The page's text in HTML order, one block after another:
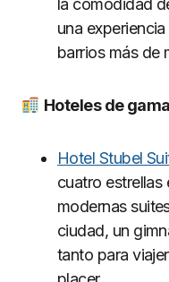
la comodidad
una
barrios más de
Hoteles de
Hotel Stubel
cuatro estrellas
modernas
ciudad, un
tanto para